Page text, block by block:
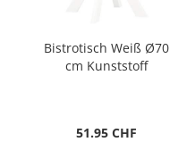
Bistrotisch Weiß Ø70
cm Kunststoff
51.95 CHF